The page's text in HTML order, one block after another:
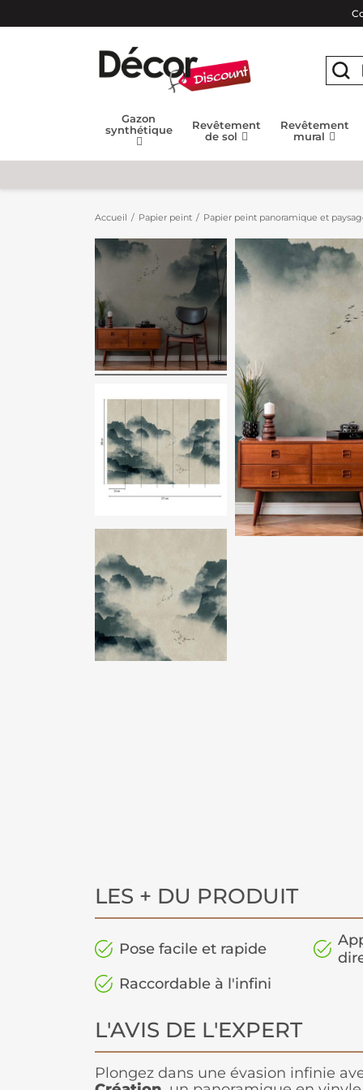
Gazon
synthétique
Revêtement
de sol
Revêtement
mural
Accueil Papier peint Papier peint panoramique et
LES + DU PRODUIT
Pose facile et rapide
Raccordable à l'infini
L'AVIS DE L'EXPERT
Plongez dans une évasion infinie